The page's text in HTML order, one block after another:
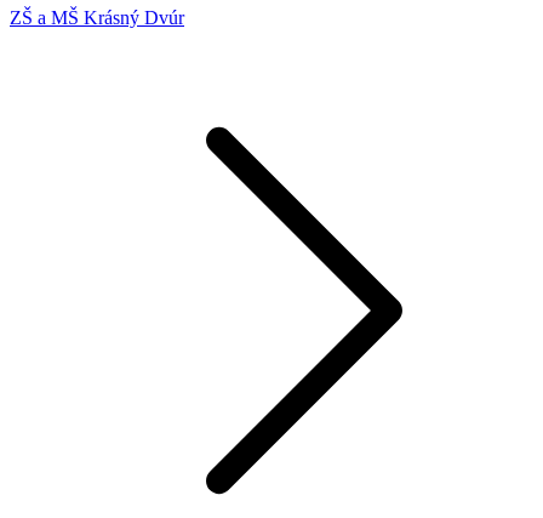
ZŠ a MŠ Krásný Dvúr